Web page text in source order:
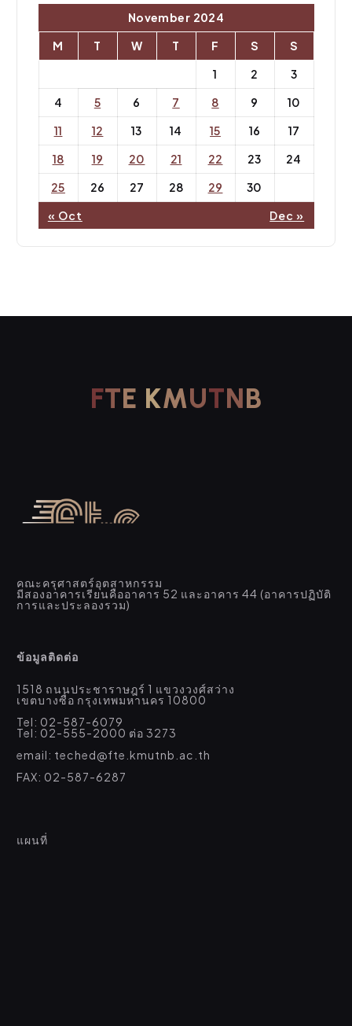
November 2024
M
T W T F S
S
1
2
3
4
5 6 7 8 9
10
11
12 13 14 15 16
17
18
19 20 21 22 23
24
25
26 27 28 29 30
« Oct Dec »
FTE KMUTNB
คณะครุศาสตร์อุตสาหกรรม
มีสองอาคารเรียนคืออาคาร 52 และอาคาร 44 (อาคารปฏิบัติ
การและประลองรวม)
ข้อมูลติดต่อ
1518 ถนนประชาราษฎร์ 1 แขวงวงศ์สว่าง
เขตบางซื่อ กรุงเทพมหานคร 10800
Tel: 02-587-6079
Tel: 02-555-2000 ต่อ 3273
email: teched@fte.kmutnb.ac.th
FAX: 02-587-6287
แผนที่